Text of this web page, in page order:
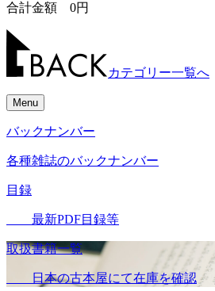
合計金額 0円
カテゴリー一覧へ
Menu
バックナンバー
各種雑誌のバックナンバー
目録
最新PDF目録等
取扱書籍一覧
日本の古本屋にて在庫を確認